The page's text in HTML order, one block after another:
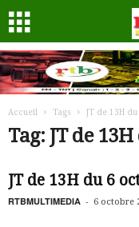
Accueil Tags JT de 13H
Tag: JT de
JT de 13H du 6
RTBMULTIMEDIA - 6 octobre